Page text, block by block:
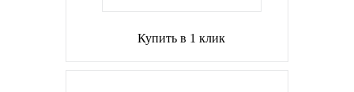
Купить в 1 клик